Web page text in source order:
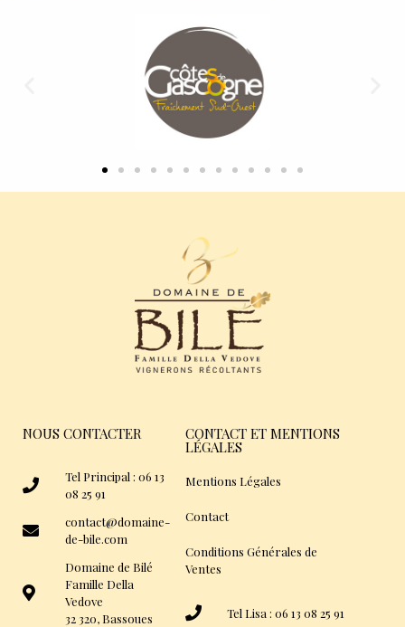
NOUS CONTACTER
Tel Principal : 06 13
08 25 91
contact@domaine-
de-bile.com
Domaine de Bilé
Famille Della
Vedove
32 320, Bassoues
CONTACT ET MENTIONS
LÉGALES
Mentions Légales
Contact
Conditions Générales de
Ventes
Tel Lisa : 06 13 08 25 91